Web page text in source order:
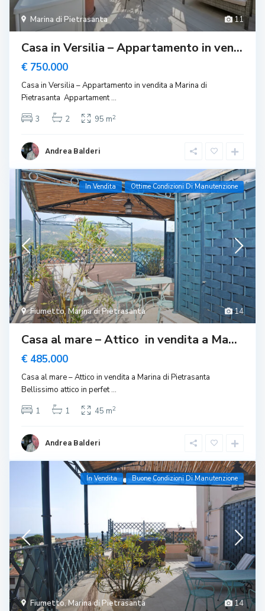
11
Marina di Pietrasanta
Casa in Versilia – Appartamento in ven...
€ 750.000
Casa in Versilia – Appartamento in vendita a Marina di
Pietrasanta Appartament...
3
2 95 m2
Andrea Balderi
14
Fiumetto,Marina di Pietrasanta
In Vendita Ottime Condizioni Di Manutenzione
Casa al mare – Attico in vendita a Ma...
€ 485.000
Casa al mare – Attico in vendita a Marina di Pietrasanta
Bellissimo attico in perfet...
1
1 45 m2
Andrea Balderi
14
Fiumetto,Marina di Pietrasanta
In Vendita Buone Condizioni Di Manutenzione